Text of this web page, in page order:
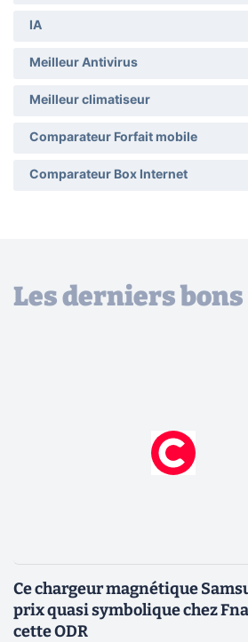
IA
Meilleur Antivirus
Meilleur climatiseur
Comparateur Forfait mobile
Comparateur Box Internet
Les derniers
Ce chargeur magnétique
prix quasi symbolique chez
cette ODR